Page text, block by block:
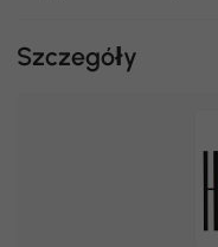
Szczegóły